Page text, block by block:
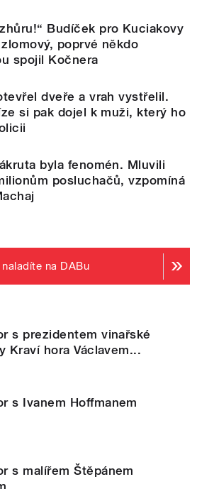
Budíček pro Kuciakovy
poprvé někdo
spojil Kočnera
dveře a vrah vystřelil.
si pak dojel k muži, který ho
byla fenomén. Mluvili
posluchačů, vzpomíná
na DABu
s prezidentem vinařské
Kraví hora Václavem...
s Ivanem Hoffmanem
s malířem Štěpánem